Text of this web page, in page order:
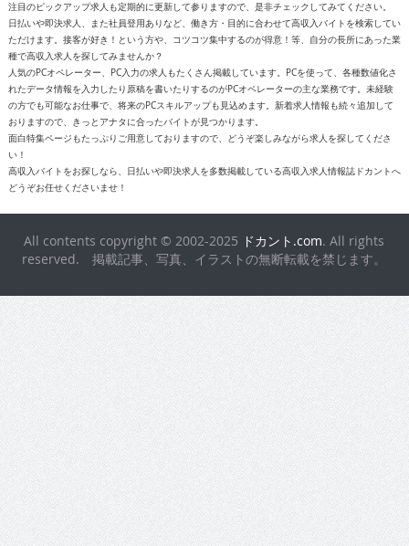
注目のピックアップ求人も定期的に更新して参りますので、是非チェックしてみてください。
日払いや即決求人、また社員登用ありなど、働き方・目的に合わせて高収入バイトを検索してい
ただけます。接客が好き！という方や、コツコツ集中するのが得意！等、自分の長所にあった業
種で高収入求人を探してみませんか？
人気のPCオペレーター、PC入力の求人もたくさん掲載しています。PCを使って、各種数値化さ
れたデータ情報を入力したり原稿を書いたりするのがPCオペレーターの主な業務です。未経験
の方でも可能なお仕事で、将来のPCスキルアップも見込めます。新着求人情報も続々追加して
おりますので、きっとアナタに合ったバイトが見つかります。
面白特集ページもたっぷりご用意しておりますので、どうぞ楽しみながら求人を探してくださ
い！
高収入バイトをお探しなら、日払いや即決求人を多数掲載している高収入求人情報誌ドカントへ
どうぞお任せくださいませ！
All contents copyright © 2002-2025 ドカント.com. All rights
reserved. 掲載記事、写真、イラストの無断転載を禁じます。